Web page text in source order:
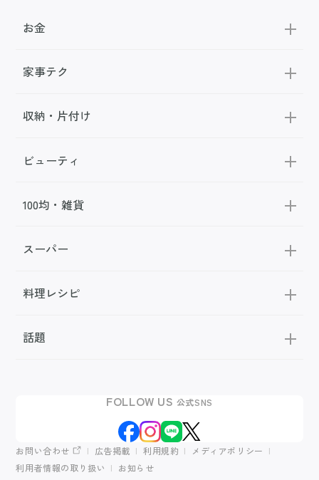
お金
家事テク
収納・片付け
ビューティ
100均・雑貨
スーパー
料理レシピ
話題
FOLLOW US 公式SNS
お問い合わせ 広告掲載 利用規約
メディアポリシー
利用者情報の取り扱い
お知らせ